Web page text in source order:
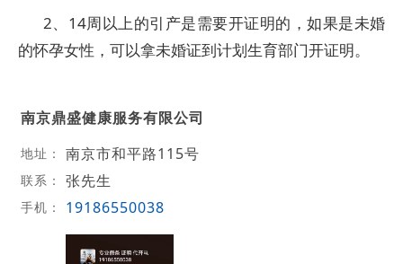
2、14周以上的引产是需要开证明的，如果是未婚
的怀孕女性，可以拿未婚证到计划生育部门开证明。
南京鼎盛健康服务有限公司
地址： 南京市和平路115号
联系： 张先生
手机： 19186550038